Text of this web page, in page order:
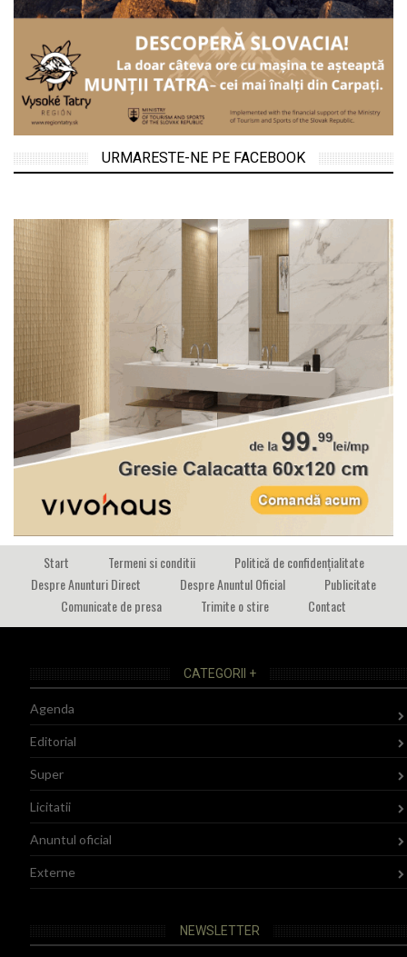
URMARESTE-NE PE FACEBOOK
Start Termeni si conditii
Politică de confidențialitate
Despre Anunturi Direct
Despre Anuntul Oficial
Publicitate
Comunicate de presa
Trimite o stire Contact
CATEGORII +
Agenda
Editorial
Super
Licitatii
Anuntul oficial
Externe
NEWSLETTER